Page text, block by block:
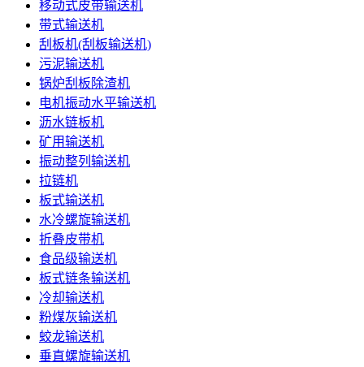
移动式皮带输送机
带式输送机
刮板机(刮板输送机)
污泥输送机
锅炉刮板除渣机
电机振动水平输送机
沥水链板机
矿用输送机
振动整列输送机
拉链机
板式输送机
水冷螺旋输送机
折叠皮带机
食品级输送机
板式链条输送机
冷却输送机
粉煤灰输送机
蛟龙输送机
垂直螺旋输送机